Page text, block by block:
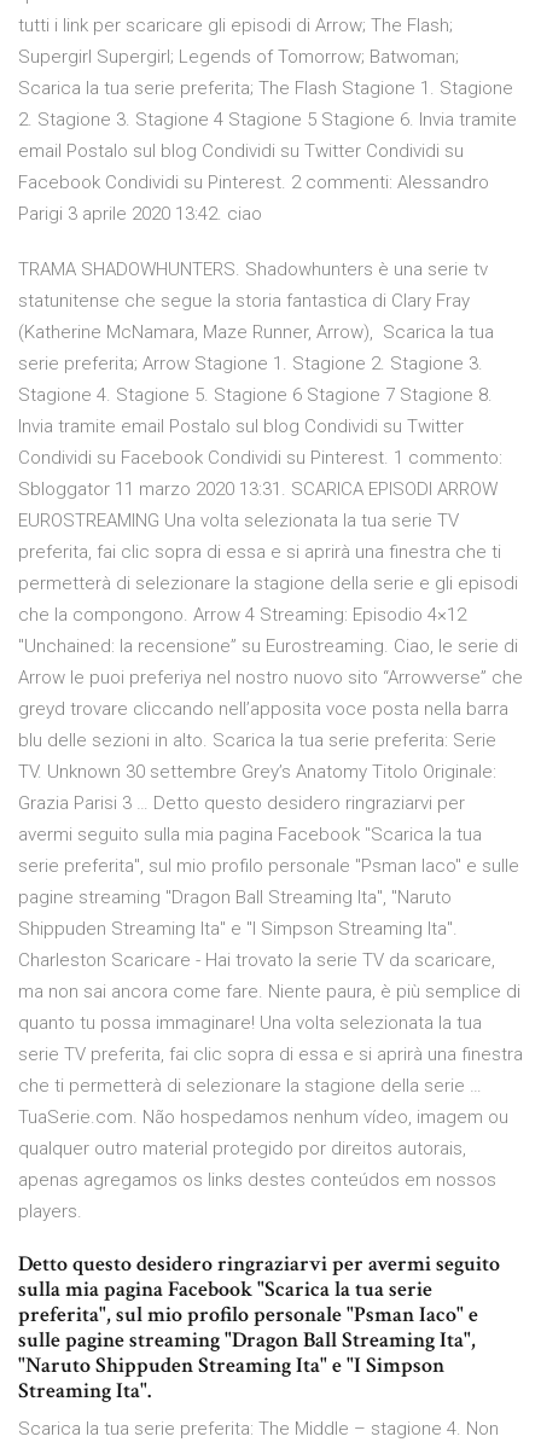
tutti i link per scaricare gli episodi di Arrow; The Flash;
Supergirl Supergirl; Legends of Tomorrow; Batwoman;
Scarica la tua serie preferita; The Flash Stagione 1. Stagione
2. Stagione 3. Stagione 4 Stagione 5 Stagione 6. Invia tramite
email Postalo sul blog Condividi su Twitter Condividi su
Facebook Condividi su Pinterest. 2 commenti: Alessandro
Parigi 3 aprile 2020 13:42. ciao
TRAMA SHADOWHUNTERS. Shadowhunters è una serie tv
statunitense che segue la storia fantastica di Clary Fray
(Katherine McNamara, Maze Runner, Arrow), Scarica la tua
serie preferita; Arrow Stagione 1. Stagione 2. Stagione 3.
Stagione 4. Stagione 5. Stagione 6 Stagione 7 Stagione 8.
Invia tramite email Postalo sul blog Condividi su Twitter
Condividi su Facebook Condividi su Pinterest. 1 commento:
Sbloggator 11 marzo 2020 13:31. SCARICA EPISODI ARROW
EUROSTREAMING Una volta selezionata la tua serie TV
preferita, fai clic sopra di essa e si aprirà una finestra che ti
permetterà di selezionare la stagione della serie e gli episodi
che la compongono. Arrow 4 Streaming: Episodio 4×12
″Unchained: la recensione” su Eurostreaming. Ciao, le serie di
Arrow le puoi preferiya nel nostro nuovo sito “Arrowverse” che
greyd trovare cliccando nell’apposita voce posta nella barra
blu delle sezioni in alto. Scarica la tua serie preferita: Serie
TV. Unknown 30 settembre Grey’s Anatomy Titolo Originale:
Grazia Parisi 3 … Detto questo desidero ringraziarvi per
avermi seguito sulla mia pagina Facebook "Scarica la tua
serie preferita", sul mio profilo personale "Psman Iaco" e sulle
pagine streaming "Dragon Ball Streaming Ita", "Naruto
Shippuden Streaming Ita" e "I Simpson Streaming Ita".
Charleston Scaricare - Hai trovato la serie TV da scaricare,
ma non sai ancora come fare. Niente paura, è più semplice di
quanto tu possa immaginare! Una volta selezionata la tua
serie TV preferita, fai clic sopra di essa e si aprirà una finestra
che ti permetterà di selezionare la stagione della serie …
TuaSerie.com. Não hospedamos nenhum vídeo, imagem ou
qualquer outro material protegido por direitos autorais,
apenas agregamos os links destes conteúdos em nossos
players.
Detto questo desidero ringraziarvi per avermi seguito
sulla mia pagina Facebook "Scarica la tua serie
preferita", sul mio profilo personale "Psman Iaco" e
sulle pagine streaming "Dragon Ball Streaming Ita",
"Naruto Shippuden Streaming Ita" e "I Simpson
Streaming Ita".
Scarica la tua serie preferita: The Middle – stagione 4. Non